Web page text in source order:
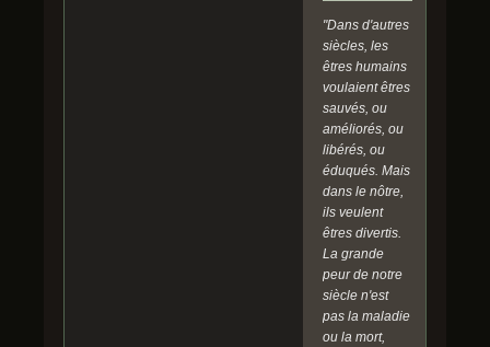
"Dans d'autres
siècles, les
êtres humains
voulaient êtres
sauvés, ou
améliorés, ou
libérés, ou
éduqués. Mais
dans le nôtre,
ils veulent
êtres divertis.
La grande
peur de notre
siècle n'est
pas la maladie
ou la mort,